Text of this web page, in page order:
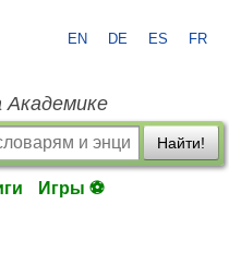
EN DE ES FR
Академике
Найти!
Игры ⚽